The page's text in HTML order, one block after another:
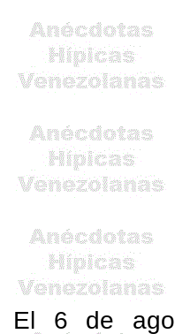
El 6 de